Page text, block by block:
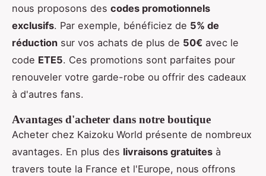
nous proposons des codes promotionnels
exclusifs. Par exemple, bénéficiez de 5% de
réduction sur vos achats de plus de 50€ avec le
code ETE5. Ces promotions sont parfaites pour
renouveler votre garde-robe ou offrir des cadeaux
à d'autres fans.
Avantages d'acheter dans notre boutique
Acheter chez Kaizoku World présente de nombreux
avantages. En plus des livraisons gratuites à
travers toute la France et l'Europe, nous offrons